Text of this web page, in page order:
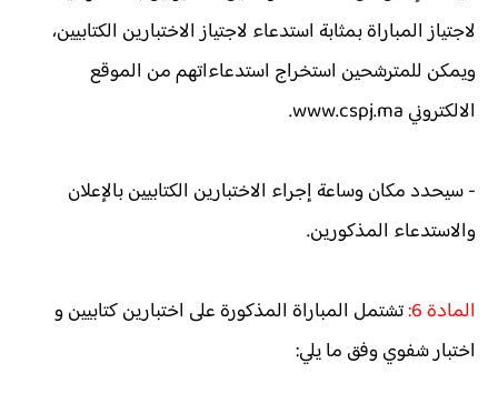
لاجتياز المباراة بمثابة استدعاء لاجتياز الاختبارين الكتابيين،
ويمكن للمترشحين استخراج استدعاءاتهم من الموقع
الالكتروني www.cspj.ma.
- سيحدد مكان وساعة إجراء الاختبارين الكتابيين بالإعلان
والاستدعاء المذكورين.
المادة 6:
تشتمل المباراة المذكورة على اختبارين كتابيين و
اختبار شفوي وفق ما يلي: